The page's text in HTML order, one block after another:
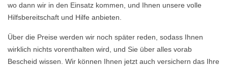
wo dann wir in den Einsatz kommen, und Ihnen unsere volle
Hilfsbereitschaft und Hilfe anbieten.
Über die Preise werden wir noch später reden, sodass Ihnen
wirklich nichts vorenthalten wird, und Sie über alles vorab
Bescheid wissen. Wir können Ihnen jetzt auch versichern das Ihre